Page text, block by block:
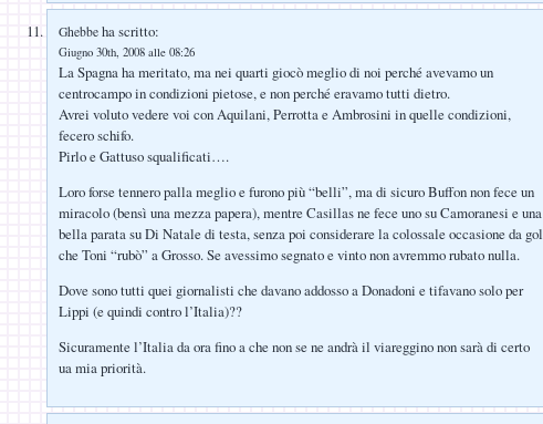
Ghebbe ha scritto:
Giugno 30th, 2008 alle 08:26
La Spagna ha meritato, ma nei quarti giocò meglio di noi perché avevamo un
centrocampo in condizioni pietose, e non perché eravamo tutti dietro.
Avrei voluto vedere voi con Aquilani, Perrotta e Ambrosini in quelle condizioni,
fecero schifo.
Pirlo e Gattuso squalificati….
Loro forse tennero palla meglio e furono più “belli”, ma di sicuro Buffon non fece un
miracolo (bensì una mezza papera), mentre Casillas ne fece uno su Camoranesi e una
bella parata su Di Natale di testa, senza poi considerare la colossale occasione da gol
che Toni “rubò” a Grosso. Se avessimo segnato e vinto non avremmo rubato nulla.
Dove sono tutti quei giornalisti che davano addosso a Donadoni e tifavano solo per
Lippi (e quindi contro l’Italia)??
Sicuramente l’Italia da ora fino a che non se ne andrà il viareggino non sarà di certo
ua mia priorità.